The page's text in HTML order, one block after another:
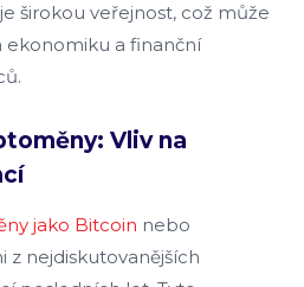
širokou veřejnost, což může
ekonomiku a finanční
Vliv na
jako Bitcoin nebo
z nejdiskutovanějších